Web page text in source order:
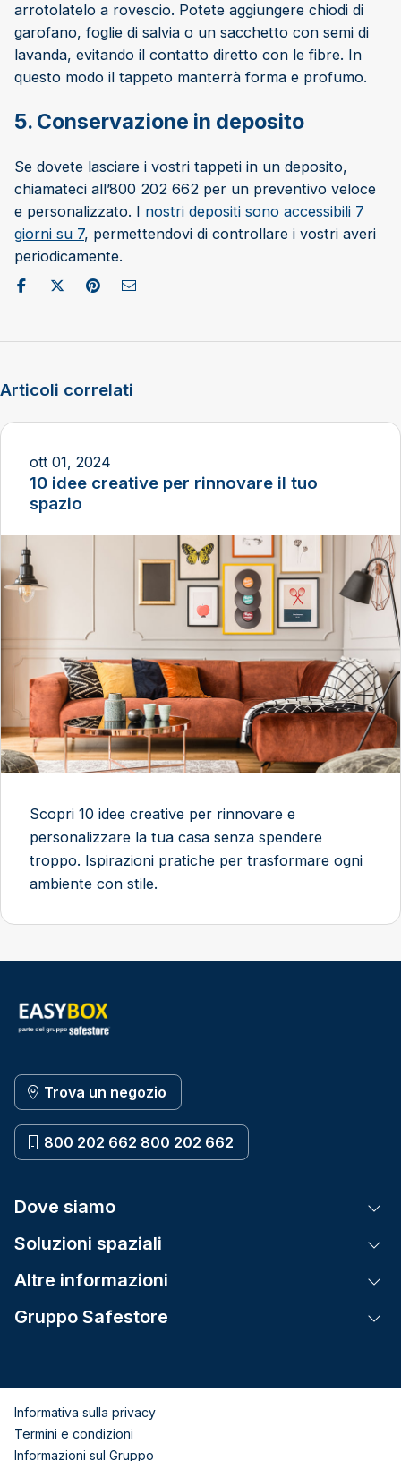
arrotolatelo a rovescio. Potete aggiungere chiodi di
garofano, foglie di salvia o un sacchetto con semi di
lavanda, evitando il contatto diretto con le fibre. In
questo modo il tappeto manterrà forma e profumo.
5. Conservazione in deposito
Se dovete lasciare i vostri tappeti in un deposito,
chiamateci all’800 202 662 per un preventivo veloce
e personalizzato. I nostri depositi sono accessibili 7
giorni su 7, permettendovi di controllare i vostri averi
periodicamente.
Condividi su Facebook
Pubblica su X/Twitter
Condividi su Pinterest
Invia come e-mail
Articoli correlati
ott 01, 2024
10 idee creative per rinnovare il tuo
spazio
Scopri 10 idee creative per rinnovare e
personalizzare la tua casa senza spendere
troppo. Ispirazioni pratiche per trasformare ogni
ambiente con stile.
Trova un negozio
800 202 662 800 202 662
Dove siamo
Soluzioni spaziali
Altre informazioni
Gruppo Safestore
Informativa sulla privacy
Termini e condizioni
Informazioni sul Gruppo